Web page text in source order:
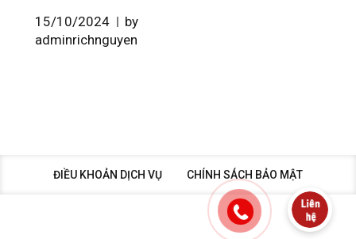
15/10/2024
by
adminrichnguyen
ĐIỀU KHOẢN DỊCH VỤ CHÍNH SÁCH BẢO MẬT